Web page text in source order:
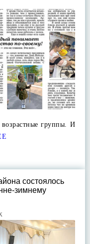
группы. И
состоялось
зимнему